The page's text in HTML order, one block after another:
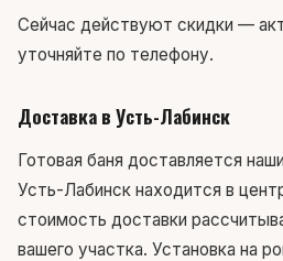
Сейчас действуют скидки —
уточняйте по телефону.
Доставка в Усть-Лабинск
Готовая баня доставляется
Усть-Лабинск находится в
стоимость доставки
вашего участка. Установка на